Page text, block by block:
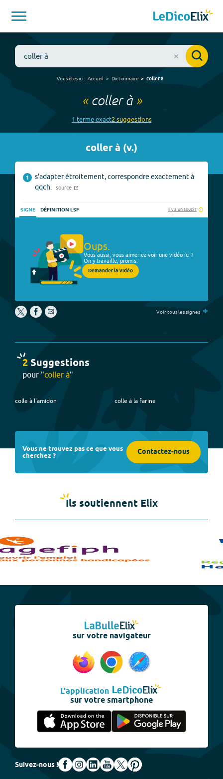
Vous êtes ici : Accueil Dictionnaire coller à
« coller à»
1 termeexact2 suggestions
coller à (v.)
1
s'adapter étroitement, correspondre exactement à
qqch.
source
SIGNE DÉFINITION LSF Il y a un souci ?
Oups.
Vous aussi, vous aimeriez voir une vidéo ici ?
On y travaille, promis.
Demander la vidéo
Voir tous les signes +
2Suggestions
pour "coller à"
colle à l'amidon colle à la farine
Vous ne trouvez pas ce que vous
cherchez ? Contactez-nous
Ils soutiennent Elix
sur votre navigateur
L'application
sur votre smartphone
Suivez-nous !